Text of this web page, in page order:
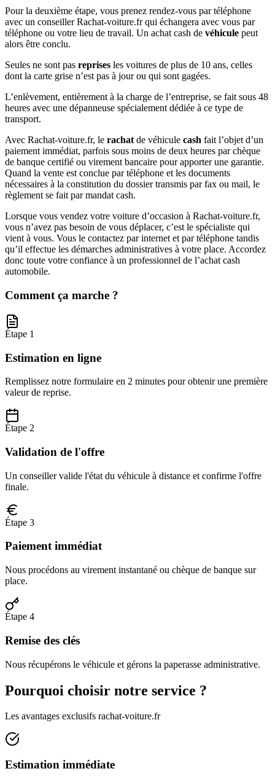
Pour la deuxième étape, vous prenez rendez-vous par téléphone
avec un conseiller Rachat-voiture.fr qui échangera avec vous par
téléphone ou votre lieu de travail. Un achat cash de véhicule peut
alors être conclu.
Seules ne sont pas reprises les voitures de plus de 10 ans, celles
dont la carte grise n’est pas à jour ou qui sont gagées.
L’enlèvement, entièrement à la charge de l’entreprise, se fait sous 48
heures avec une dépanneuse spécialement dédiée à ce type de
transport.
Avec Rachat-voiture.fr, le rachatde véhicule cash fait l’objet d’un
paiement immédiat, parfois sous moins de deux heures par chèque
de banque certifié ou virement bancaire pour apporter une garantie.
Quand la vente est conclue par téléphone et les documents
nécessaires à la constitution du dossier transmis par fax ou mail, le
règlement se fait par mandat cash.
Lorsque vous vendez votre voiture d’occasion à Rachat-voiture.fr,
vous n’avez pas besoin de vous déplacer, c’est le spécialiste qui
vient à vous. Vous le contactez par internet et par téléphone tandis
qu’il effectue les démarches administratives à votre place. Accordez
donc toute votre confiance à un professionnel de l’achat cash
automobile.
Comment ça marche ?
Étape 1
Estimation en ligne
Remplissez notre formulaire en 2 minutes pour obtenir une première
valeur de reprise.
Étape 2
Validation de l'offre
Un conseiller valide l'état du véhicule à distance et confirme l'offre
finale.
Étape 3
Paiement immédiat
Nous procédons au virement instantané ou chèque de banque sur
place.
Étape 4
Remise des clés
Nous récupérons le véhicule et gérons la paperasse administrative.
Pourquoi choisir notre service ?
Les avantages exclusifs rachat-voiture.fr
Estimation immédiate